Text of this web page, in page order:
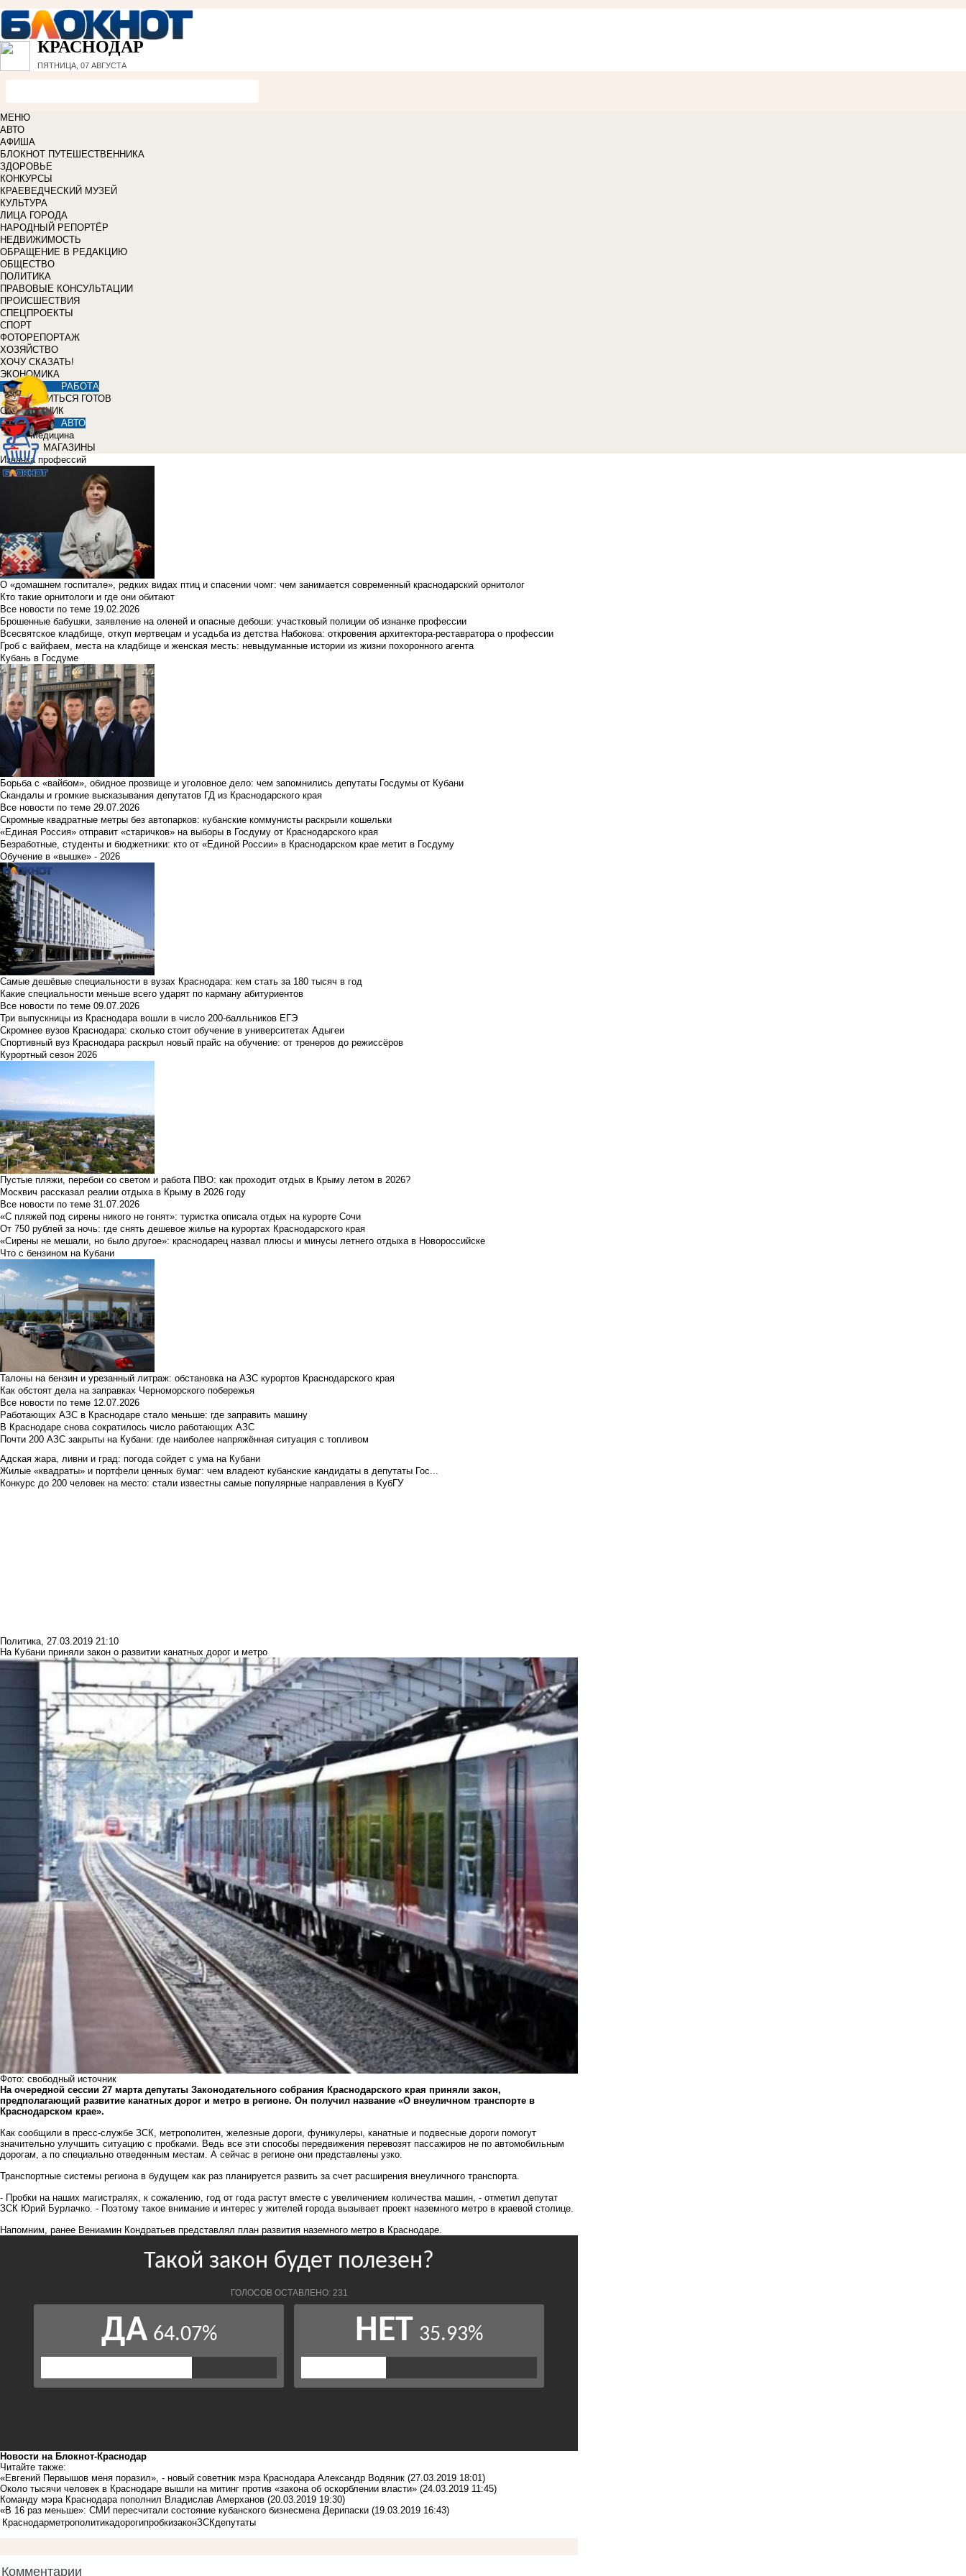
КРАСНОДАР
ПЯТНИЦА, 07 АВГУСТА
МЕНЮ
АВТО
АФИША
БЛОКНОТ ПУТЕШЕСТВЕННИКА
ЗДОРОВЬЕ
КОНКУРСЫ
КРАЕВЕДЧЕСКИЙ МУЗЕЙ
КУЛЬТУРА
ЛИЦА ГОРОДА
НАРОДНЫЙ РЕПОРТЁР
НЕДВИЖИМОСТЬ
ОБРАЩЕНИЕ В РЕДАКЦИЮ
ОБЩЕСТВО
ПОЛИТИКА
ПРАВОВЫЕ КОНСУЛЬТАЦИИ
ПРОИСШЕСТВИЯ
СПЕЦПРОЕКТЫ
СПОРТ
ФОТОРЕПОРТАЖ
ХОЗЯЙСТВО
ХОЧУ СКАЗАТЬ!
ЭКОНОМИКА
РАБОТА
УЧИТЬСЯ ГОТОВ
СПРАВОЧНИК
АВТО
Медицина
МАГАЗИНЫ
Изнанка профессий
О «домашнем госпитале», редких видах птиц и спасении чомг: чем занимается современный краснодарский орнитолог
Кто такие орнитологи и где они обитают
Все новости по теме 19.02.2026
Брошенные бабушки, заявление на оленей и опасные дебоши: участковый полиции об изнанке профессии
Всесвятское кладбище, откуп мертвецам и усадьба из детства Набокова: откровения архитектора-реставратора о профессии
Гроб с вайфаем, места на кладбище и женская месть: невыдуманные истории из жизни похоронного агента
Кубань в Госдуме
Борьба с «вайбом», обидное прозвище и уголовное дело: чем запомнились депутаты Госдумы от Кубани
Скандалы и громкие высказывания депутатов ГД из Краснодарского края
Все новости по теме 29.07.2026
Скромные квадратные метры без автопарков: кубанские коммунисты раскрыли кошельки
«Единая Россия» отправит «старичков» на выборы в Госдуму от Краснодарского края
Безработные, студенты и бюджетники: кто от «Единой России» в Краснодарском крае метит в Госдуму
Обучение в «вышке» - 2026
Самые дешёвые специальности в вузах Краснодара: кем стать за 180 тысяч в год
Какие специальности меньше всего ударят по карману абитуриентов
Все новости по теме 09.07.2026
Три выпускницы из Краснодара вошли в число 200-балльников ЕГЭ
Скромнее вузов Краснодара: сколько стоит обучение в университетах Адыгеи
Спортивный вуз Краснодара раскрыл новый прайс на обучение: от тренеров до режиссёров
Курортный сезон 2026
Пустые пляжи, перебои со светом и работа ПВО: как проходит отдых в Крыму летом в 2026?
Москвич рассказал реалии отдыха в Крыму в 2026 году
Все новости по теме 31.07.2026
«С пляжей под сирены никого не гонят»: туристка описала отдых на курорте Сочи
От 750 рублей за ночь: где снять дешевое жилье на курортах Краснодарского края
«Сирены не мешали, но было другое»: краснодарец назвал плюсы и минусы летнего отдыха в Новороссийске
Что с бензином на Кубани
Талоны на бензин и урезанный литраж: обстановка на АЗС курортов Краснодарского края
Как обстоят дела на заправках Черноморского побережья
Все новости по теме 12.07.2026
Работающих АЗС в Краснодаре стало меньше: где заправить машину
В Краснодаре снова сократилось число работающих АЗС
Почти 200 АЗС закрыты на Кубани: где наиболее напряжённая ситуация с топливом
Адская жара, ливни и град: погода сойдет с ума на Кубани
Жилые «квадраты» и портфели ценных бумаг: чем владеют кубанские кандидаты в депутаты Гос...
Конкурс до 200 человек на место: стали известны самые популярные направления в КубГУ
Политика, 27.03.2019 21:10
На Кубани приняли закон о развитии канатных дорог и метро
Фото: свободный источник
На очередной сессии 27 марта депутаты Законодательного собрания Краснодарского края приняли закон,
предполагающий развитие канатных дорог и метро в регионе. Он получил название «О внеуличном транспорте в
Краснодарском крае».
Как сообщили в пресс-службе ЗСК, метрополитен, железные дороги, фуникулеры, канатные и подвесные дороги помогут
значительно улучшить ситуацию с пробками. Ведь все эти способы передвижения перевозят пассажиров не по автомобильным
дорогам, а по специально отведенным местам. А сейчас в регионе они представлены узко.
Транспортные системы региона в будущем как раз планируется развить за счет расширения внеуличного транспорта.
- Пробки на наших магистралях, к сожалению, год от года растут вместе с увеличением количества машин, - отметил депутат
ЗСК Юрий Бурлачко. - Поэтому такое внимание и интерес у жителей города вызывает проект наземного метро в краевой столице.
Напомним, ранее Вениамин Кондратьев представлял план развития наземного метро в Краснодаре.
Новости на Блoкнoт-Краснодар
Читайте также:
«Евгений Первышов меня поразил», - новый советник мэра Краснодара Александр Водяник (27.03.2019 18:01)
Около тысячи человек в Краснодаре вышли на митинг против «закона об оскорблении власти» (24.03.2019 11:45)
Команду мэра Краснодара пополнил Владислав Амерханов (20.03.2019 19:30)
«В 16 раз меньше»: СМИ пересчитали состояние кубанского бизнесмена Дерипаски (19.03.2019 16:43)
КраснодарметрополитикадорогипробкизаконЗСКдепутаты
Комментарии